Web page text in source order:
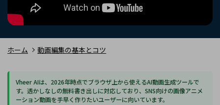
ホーム 動画編集の基本とコツ
Vheer AIは、2026年時点でブラウザ上から使えるAI動画生成ツールで
す。透かしなしの無料書き出しに対応しており、SNS向けの画像アニメ
ーション動画を手早く作りたいユーザーに向いています。